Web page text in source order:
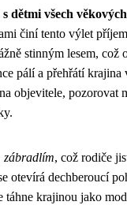
dětmi všech
činí tento výlet
stinným lesem, což
pálí a přehřátí krajina
objevitele, pozorovat
zábradlím, což rodiče
otevírá dechberoucí
táhne krajinou jako